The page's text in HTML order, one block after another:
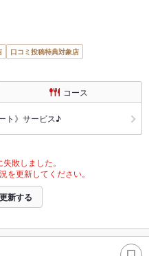
口コミ投稿特典対象店
コース
ト》サービス♪
敗しました。
を更新してください。
新する